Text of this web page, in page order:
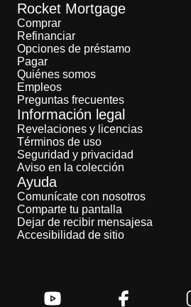
Rocket Mortgage
Comprar
Refinanciar
Opciones de préstamo
Pagar
Quiénes somos
Empleos
Preguntas frecuentes
Información legal
Revelaciones y licencias
Términos de uso
Seguridad y privacidad
Aviso en la colección
Ayuda
Comunícate con nosotros
Comparte tu pantalla
Dejar de recibir mensajesa
Accesibilidad de sitio